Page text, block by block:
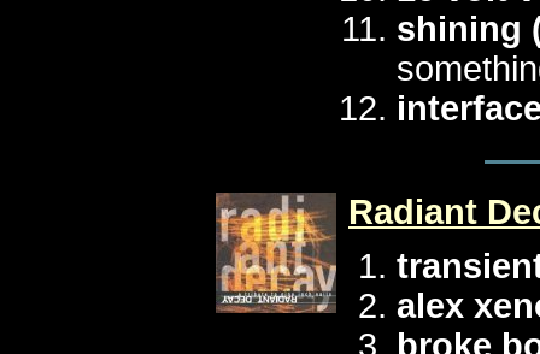
shining
Radiant
alex
broke